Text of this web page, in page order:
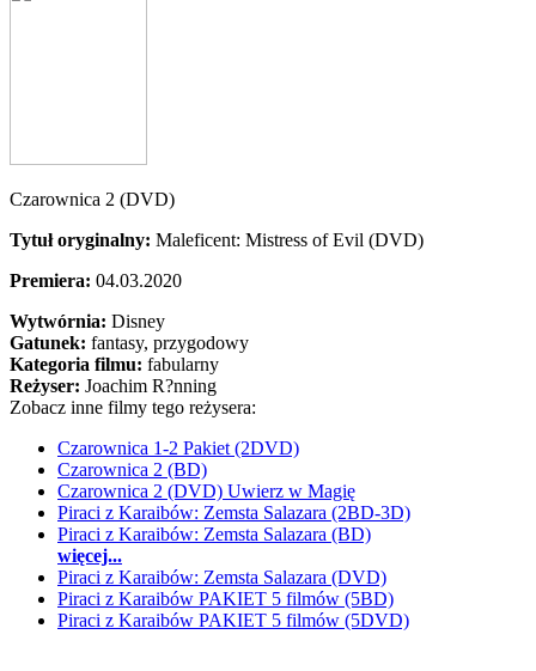
Czarownica 2 (DVD)
Tytuł oryginalny: Maleficent: Mistress of Evil (DVD)
Premiera: 04.03.2020
Wytwórnia: Disney
Gatunek: fantasy, przygodowy
Kategoria filmu: fabularny
Reżyser: Joachim R?nning
Zobacz inne filmy tego reżysera:
Czarownica 1-2 Pakiet (2DVD)
Czarownica 2 (BD)
Czarownica 2 (DVD) Uwierz w Magię
Piraci z Karaibów: Zemsta Salazara (2BD-3D)
Piraci z Karaibów: Zemsta Salazara (BD)
więcej...
Piraci z Karaibów: Zemsta Salazara (DVD)
Piraci z Karaibów PAKIET 5 filmów (5BD)
Piraci z Karaibów PAKIET 5 filmów (5DVD)